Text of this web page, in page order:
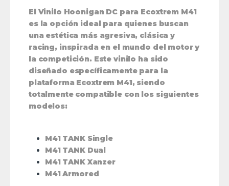
El Vinilo Hoonigan DC para Ecoxtrem M41
es la opción ideal para quienes buscan
una estética más agresiva, clásica y
racing, inspirada en el mundo del motor y
la competición. Este vinilo ha sido
diseñado específicamente para la
plataforma Ecoxtrem M41, siendo
totalmente compatible con los siguientes
modelos:
M41 TANK Single
M41 TANK Dual
M41 TANK Xanzer
M41 Armored